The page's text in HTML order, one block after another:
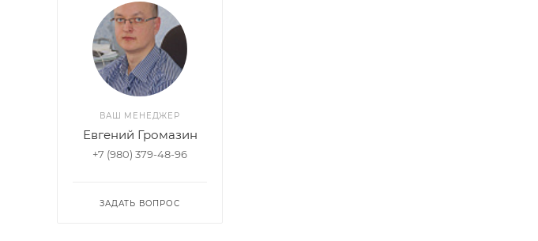
ВАШ МЕНЕДЖЕР
Евгений Громазин
+7 (980) 379-48-96
ЗАДАТЬ ВОПРОС